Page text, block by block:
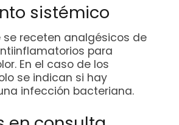
sistémico
se receten analgésicos de
para
En el caso de los
se indican si hay
infección bacteriana.